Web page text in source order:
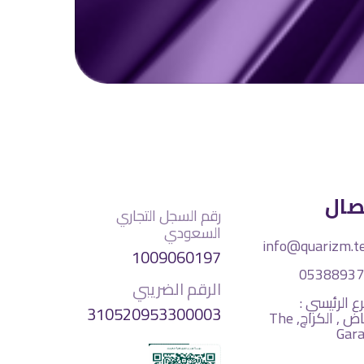
الرئيسي :
الرياض , الكراچ, The
رقم السجل التجاري
السعودي
1009060197
الرقم الضريبي
310520953300003